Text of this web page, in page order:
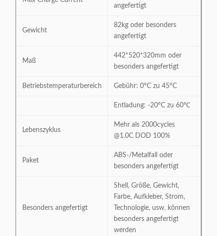
angefertigt
Gewicht
82kg oder besonders
angefertigt
Maß
442*520*320mm oder
besonders angefertigt
Betriebstemperaturbereich Gebühr: 0°C zu 45°C
Entladung: -20°C zu 60℃
Lebenszyklus
Mehr als 2000cycles
@1.0C DOD 100%
Paket
ABS-/Metalfall oder
besonders angefertigt
Besonders angefertigt
Shell, Größe, Gewicht,
Farbe, Aufkleber, Strom,
Technologie, usw. können
besonders angefertigt
werden